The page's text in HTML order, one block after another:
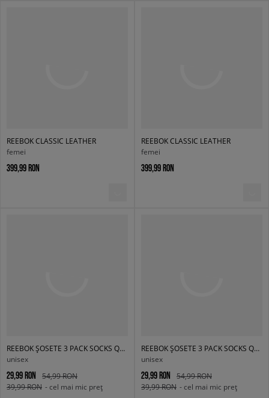
REEBOK CLASSIC LEATHER
femei
399,99 RON
REEBOK CLASSIC LEATHER
femei
399,99 RON
REEBOK ȘOSETE 3 PACK SOCKS QUARTER
unisex
29,99 RON
54,99 RON
39,99 RON - cel mai mic preț
REEBOK ȘOSETE 3 PACK SOCKS QUARTER
unisex
29,99 RON
54,99 RON
39,99 RON - cel mai mic preț